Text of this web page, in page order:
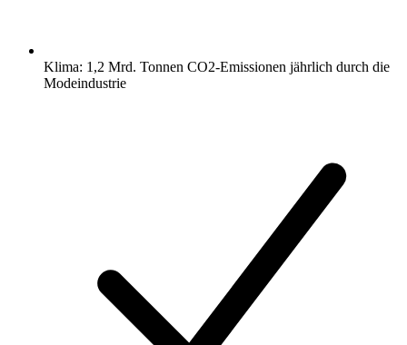
Klima: 1,2 Mrd. Tonnen CO2-Emissionen jährlich durch die
Modeindustrie